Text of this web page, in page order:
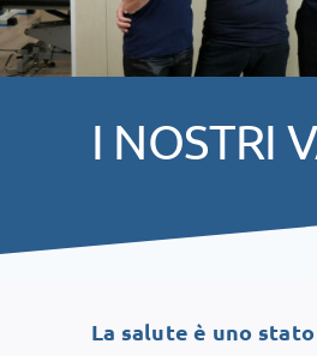
I NOSTRI
La salute è uno